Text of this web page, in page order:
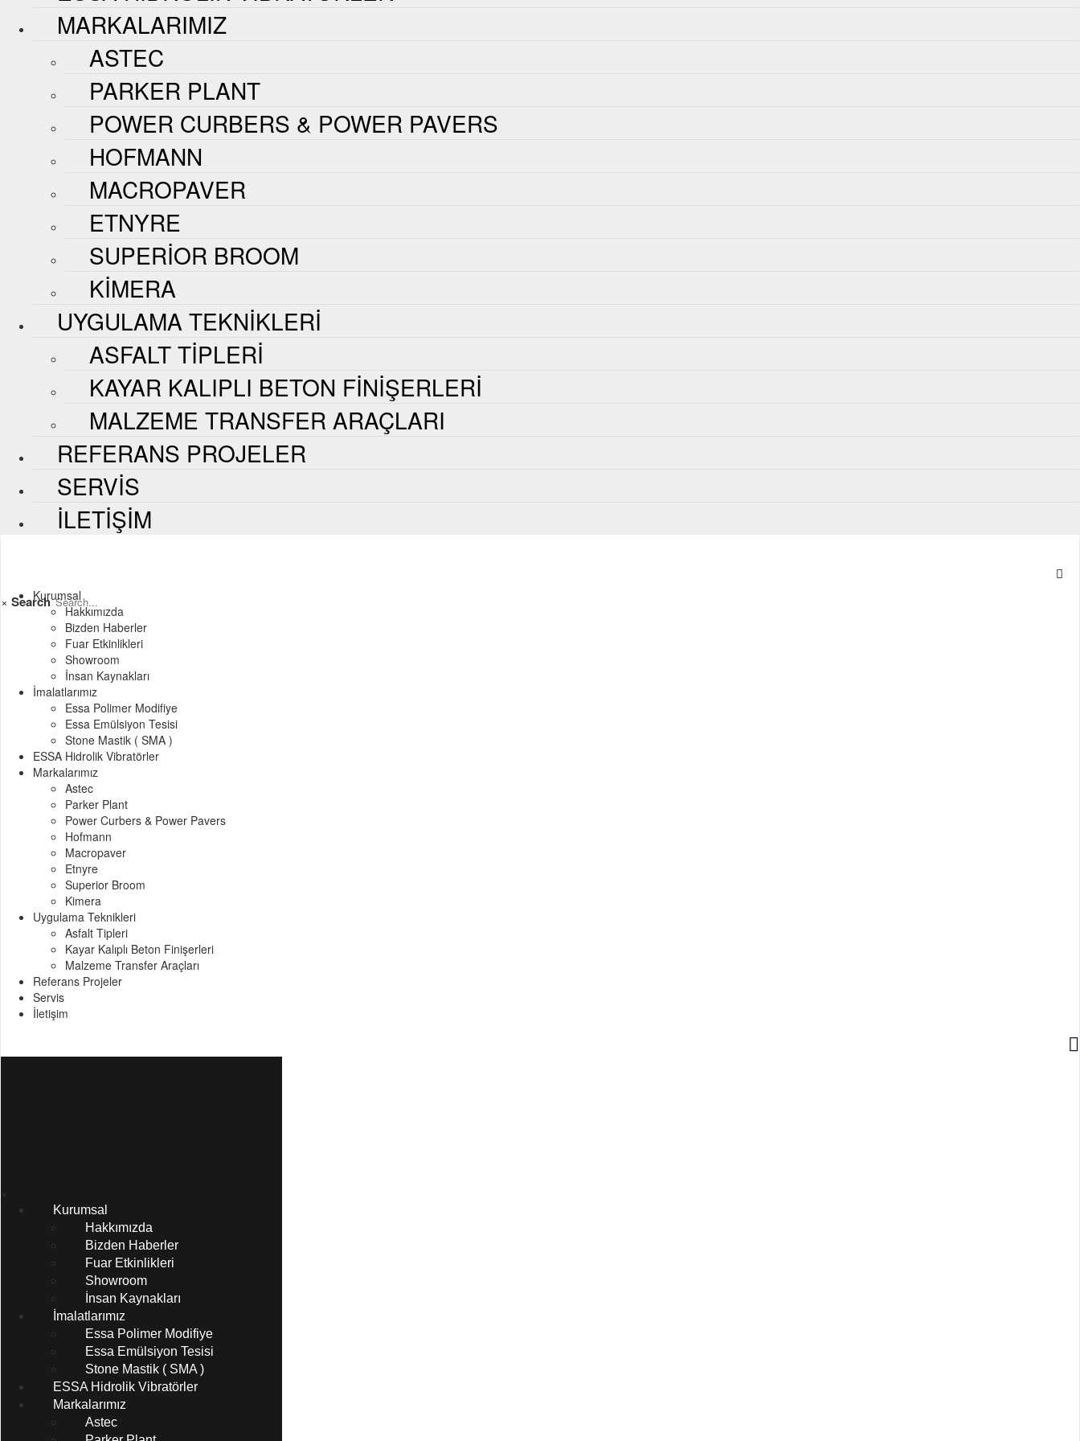
MARKALARIMIZ
ASTEC
PARKER PLANT
POWER CURBERS & POWER PAVERS
HOFMANN
MACROPAVER
ETNYRE
SUPERIOR BROOM
KIMERA
UYGULAMA TEKNIKLERI
ASFALT TIPLERI
KAYAR KALIPLI BETON FINIŞERLERI
MALZEME TRANSFER ARAÇLARI
REFERANS PROJELER
SERVIS
İLETIŞIM
× SearchKurumsal
Hakkımızda
Bizden Haberler
Fuar Etkinlikleri
Showroom
İnsan Kaynakları
İmalatlarımız
Essa Polimer Modifiye
Essa Emülsiyon Tesisi
Stone Mastik ( SMA )
ESSA Hidrolik Vibratörler
Markalarımız
Astec
Parker Plant
Power Curbers & Power Pavers
Hofmann
Macropaver
Etnyre
Superior Broom
Kimera
Uygulama Teknikleri
Asfalt Tipleri
Kayar Kalıplı Beton Finişerleri
Malzeme Transfer Araçları
Referans Projeler
Servis
İletişim
×
Kurumsal
Hakkımızda
Bizden Haberler
Fuar Etkinlikleri
Showroom
İnsan Kaynakları
İmalatlarımız
Essa Polimer Modifiye
Essa Emülsiyon Tesisi
Stone Mastik ( SMA )
ESSA Hidrolik Vibratörler
Markalarımız
Astec